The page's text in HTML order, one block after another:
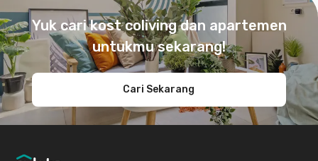
Yuk cari kost coliving dan apartemen
untukmu sekarang!
Cari Sekarang